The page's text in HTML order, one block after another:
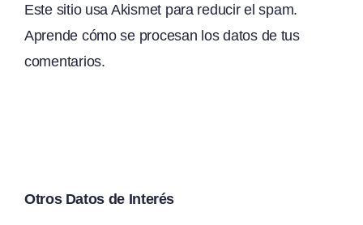
Este sitio usa Akismet para reducir el spam.
Aprende cómo se procesan los datos de tus
comentarios.
Otros Datos de Interés